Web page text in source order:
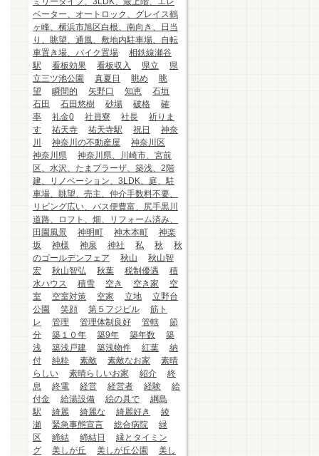
ベーター、オートロック、グレイス鶴
ヶ峰、横浜市旭区白根、南向き、日当
り、眺望、通風、敷地内駐車場、自転
車置き場、バイク置場
相鉄線瀬谷
駅
看板効果 看板収入 県立
県
立三ツ池公園
真夏日 眺め
眺
望
瞬間的 矢野口 知恵
石垣
石田
石田悠樹 砂場 破格
確
率
礼金0 社員寮 社長
祈りま
す
祐天寺 祐天寺駅 祝日
神奈
川
神奈川の不動産屋
神奈川区
神奈川県
神奈川県、川崎市、宮前
区、水沢、たまプラーザ、築浅、2階
建、リノベーション、3LDK、庭、駐
車場、眺望、売主、仲介手数料不要、
リビング広い、バス便豊富、尻手黒川
道路、ロフト、畑、リフォーム済み、
田園風景
神明町 神木本町
神楽
坂
神様 神泉 神社 私 秋
秋
のゴールデンフェア
秋山
秋山智
宏
秋山智弘 秋葉 税制優遇
積
水ハウス
積雪 空き 空き家
空
室
空室対策 空家 立地
立野台
公園
笑顔 第５フジビル
筋ト
レ
管理 管理体制良好 管轄
節
分
築１０年 築9年 築年数
築
浅
築浅戸建 築浅物件 紅葉
納
付
純粋 素敵 素敵なお家
素晴
らしい
素晴らしいお家 紹介
終
息
終電 経営 経営者 経験
給
付金
給湯設備 絵の具で
綱島
駅
綺麗 綺麗な 綺麗好き
綾
瀬
緊急事態宣言 総合病院
緑
区
締結 締結日
縁とタイミン
グ
美しが丘 美しが丘公園
美し